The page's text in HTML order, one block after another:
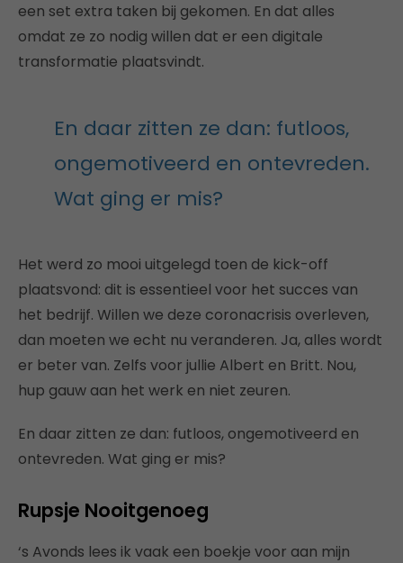
een set extra taken bij gekomen. En dat alles
omdat ze zo nodig willen dat er een digitale
transformatie plaatsvindt.
En daar zitten ze dan: futloos,
ongemotiveerd en ontevreden.
Wat ging er mis?
Het werd zo mooi uitgelegd toen de kick-off
plaatsvond: dit is essentieel voor het succes van
het bedrijf. Willen we deze coronacrisis overleven,
dan moeten we echt nu veranderen. Ja, alles wordt
er beter van. Zelfs voor jullie Albert en Britt. Nou,
hup gauw aan het werk en niet zeuren.
En daar zitten ze dan: futloos, ongemotiveerd en
ontevreden. Wat ging er mis?
Rupsje Nooitgenoeg
‘s Avonds lees ik vaak een boekje voor aan mijn